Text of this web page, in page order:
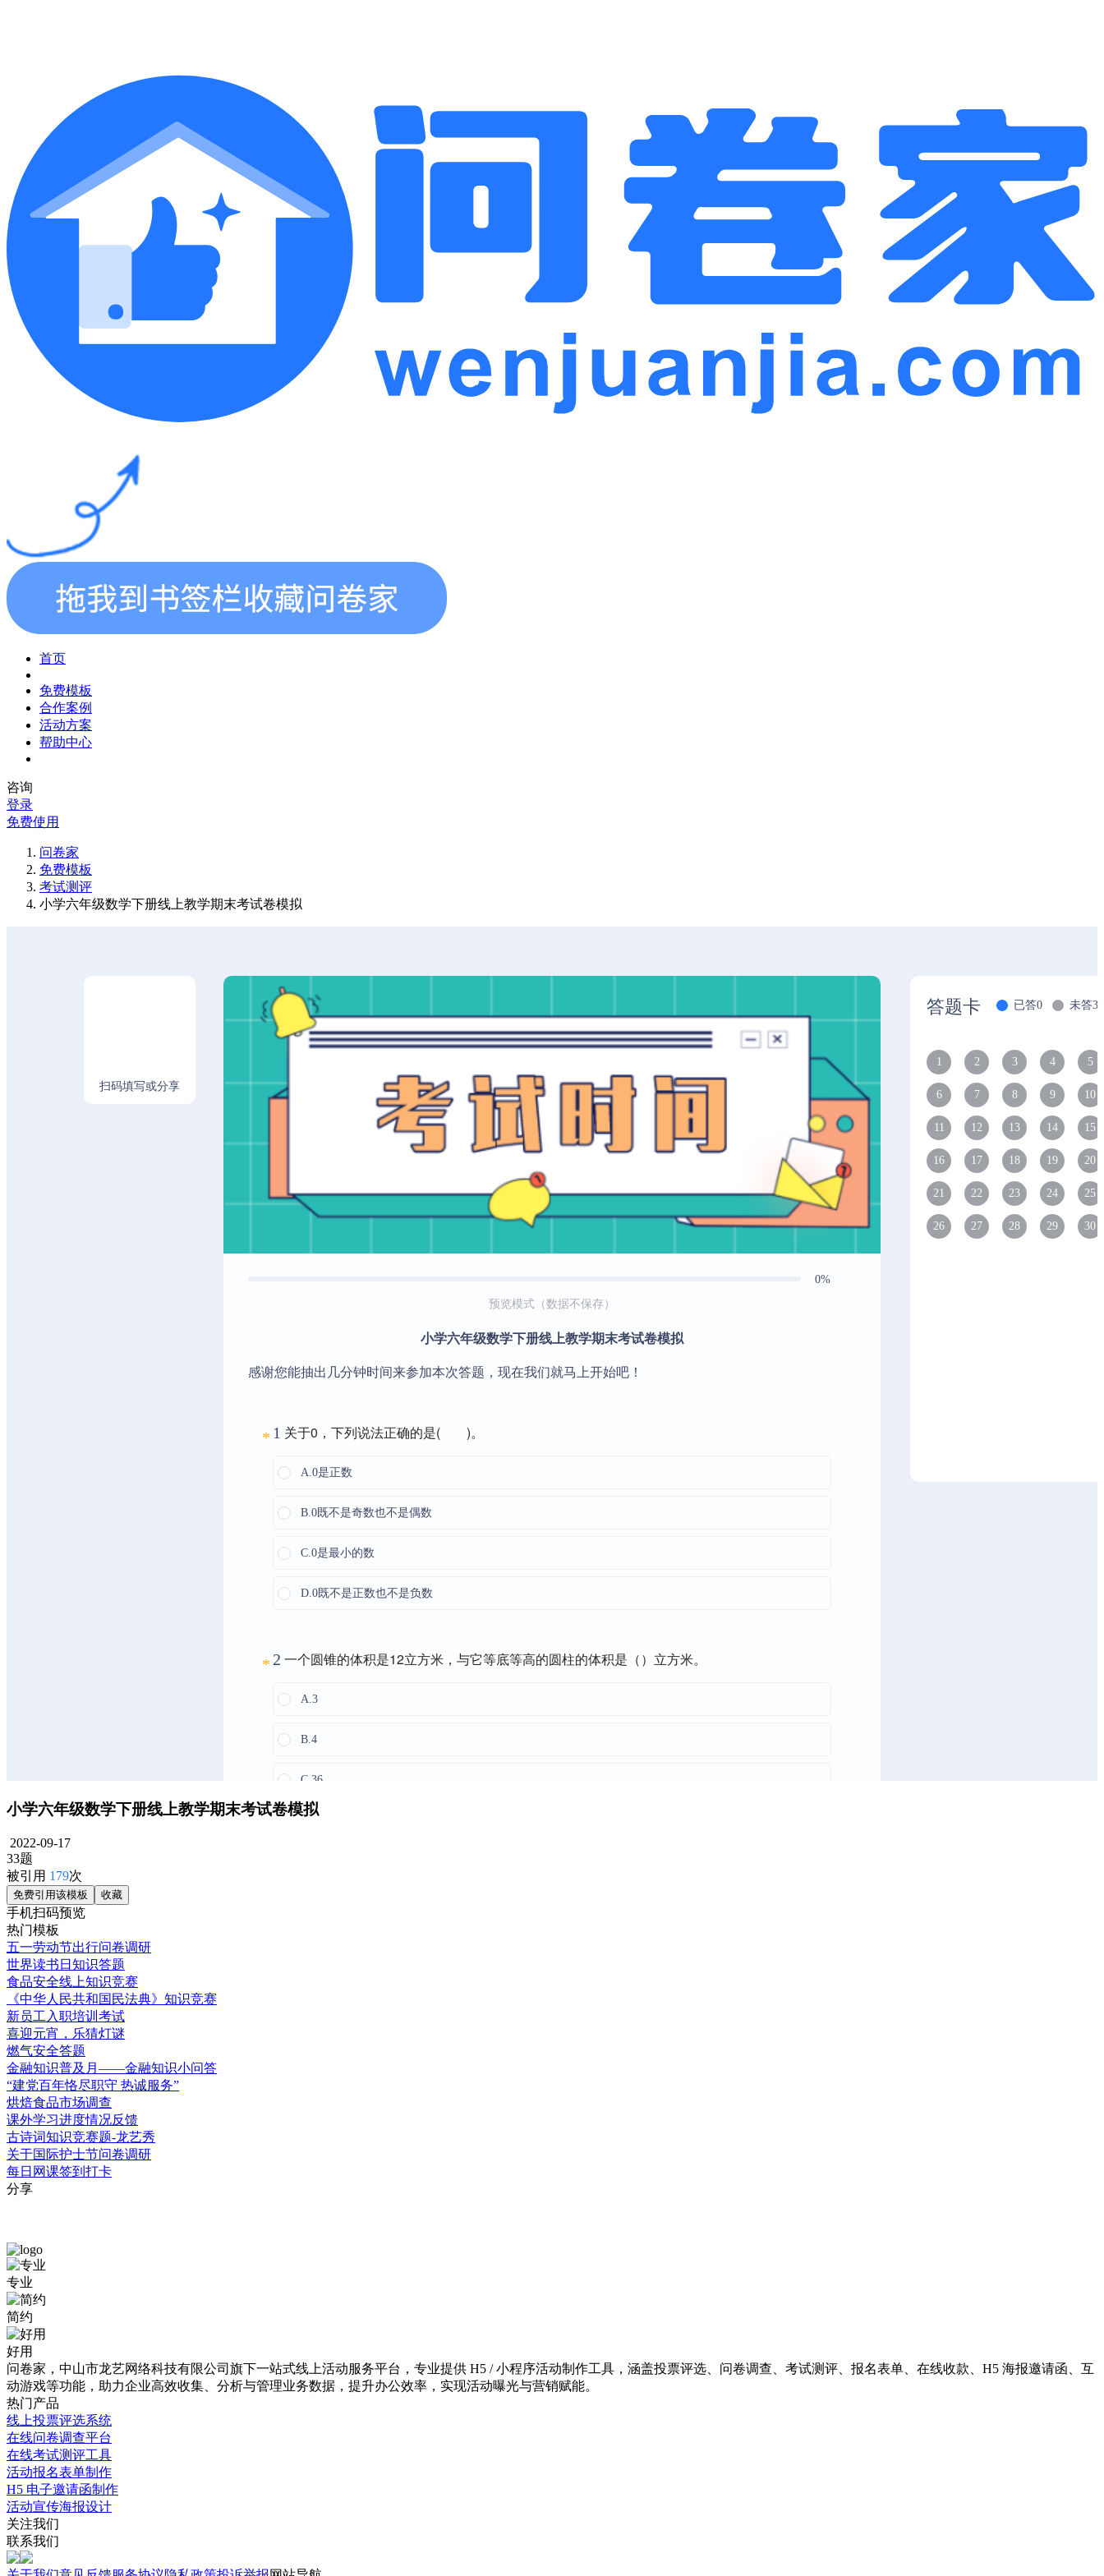
首页
免费模板
合作案例
活动方案
帮助中心
咨询
登录
免费使用
问卷家
免费模板
考试测评
小学六年级数学下册线上教学期末考试卷模拟
小学六年级数学下册线上教学期末考试卷模拟
2022-09-17
33题
被引用 179次
免费引用该模板 收藏
手机扫码预览
热门模板
五一劳动节出行问卷调研
世界读书日知识答题
食品安全线上知识竞赛
《中华人民共和国民法典》知识竞赛
新员工入职培训考试
喜迎元宵，乐猜灯谜
燃气安全答题
金融知识普及月——金融知识小问答
“建党百年恪尽职守 热诚服务”
烘焙食品市场调查
课外学习进度情况反馈
古诗词知识竞赛题-龙艺秀
关于国际护士节问卷调研
每日网课签到打卡
分享
问
卷
调
研
免
费
模
板
详
情
介
绍
小
学
六
年
级
数
学
下
册
线
上
教
专业
简约
好用
问卷家，中山市龙艺网络科技有限公司旗下一站式线上活动服务平台，专业提供 H5 / 小程序活动制作工具，涵盖投票评选、问卷调查、考试测评、报名表单、在线收款、H5 海报邀请函、互
动游戏等功能，助力企业高效收集、分析与管理业务数据，提升办公效率，实现活动曝光与营销赋能。
热门产品
线上投票评选系统
在线问卷调查平台
在线考试测评工具
活动报名表单制作
H5 电子邀请函制作
活动宣传海报设计
关注我们
联系我们